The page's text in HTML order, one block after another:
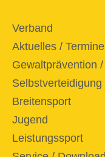
Verband
Aktuelles / Termine
Gewaltprävention /
Selbstverteidigung
Breitensport
Jugend
Leistungssport